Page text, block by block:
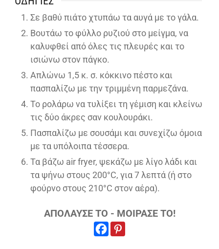
Σε βαθύ πιάτο χτυπάω τα αυγά με το γάλα.
Βουτάω το φύλλο ρυζιού στο μείγμα, να
καλυφθεί από όλες τις πλευρές και το
ισιώνω στον πάγκο.
Απλώνω 1,5 κ. σ. κόκκινο πέστο και
πασπαλίζω με την τριμμένη παρμεζάνα.
Το ρολάρω να τυλίξει τη γέμιση και κλείνω
τις δύο άκρες σαν κουλουράκι.
Πασπαλίζω με σουσάμι και συνεχίζω όμοια
με τα υπόλοιπα τέσσερα.
Τα βάζω air fryer, ψεκάζω με λίγο λάδι και
τα ψήνω στους 200°C, για 7 λεπτά (ή στο
φούρνο στους 210°C στον αέρα).
ΑΠΟΛΑΥΣΕ ΤΟ - ΜΟΙΡΑΣΕ ΤΟ!